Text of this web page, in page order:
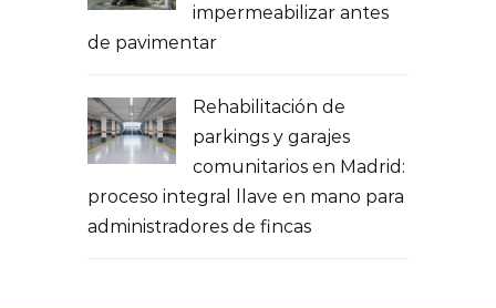
impermeabilizar antes
de pavimentar
Rehabilitación de
parkings y garajes
comunitarios en Madrid:
proceso integral llave en mano para
administradores de fincas